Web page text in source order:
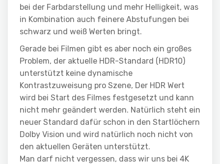
bei der Farbdarstellung und mehr Helligkeit, was
in Kombination auch feinere Abstufungen bei
schwarz und weiß Werten bringt.
Gerade bei Filmen gibt es aber noch ein großes
Problem, der aktuelle HDR-Standard (HDR10)
unterstützt keine dynamische
Kontrastzuweisung pro Szene, Der HDR Wert
wird bei Start des Filmes festgesetzt und kann
nicht mehr geändert werden. Natürlich steht ein
neuer Standard dafür schon in den Startlöchern
Dolby Vision und wird natürlich noch nicht von
den aktuellen Geräten unterstützt.
Man darf nicht vergessen, dass wir uns bei 4K